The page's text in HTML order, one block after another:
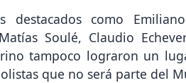
destacados como
Soulé, Claudio
tampoco lograron un
que no será parte del